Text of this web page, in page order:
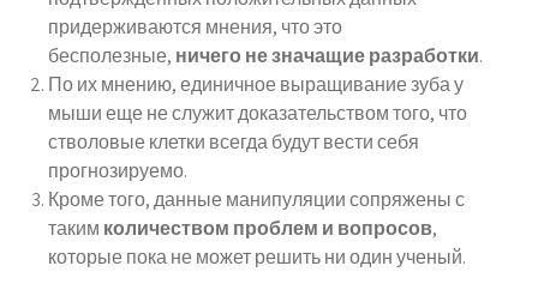
придерживаются мнения, что это
бесполезные, ничего не значащие разработки.
По их мнению, единичное выращивание зуба у
мыши еще не служит доказательством того, что
стволовые клетки всегда будут вести себя
прогнозируемо.
Кроме того, данные манипуляции сопряжены с
таким количеством проблем и вопросов,
которые пока не может решить ни один ученый.